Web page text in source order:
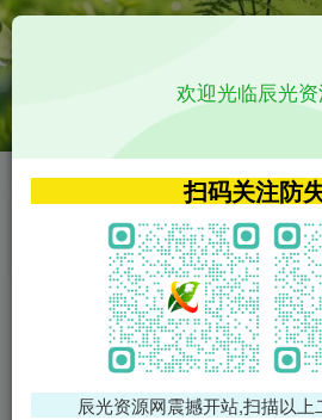
VIP特权介绍
VIP特权介绍
火
VIP特权介绍
免费领支付宝红包
腾讯
欢迎光临辰光
扫码关注防
辰光资源网震撼开站,扫描以